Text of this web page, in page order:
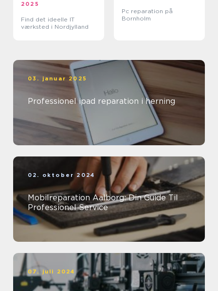
2025
Find det ideelle IT
værksted i Nordjylland
Pc reparation på
Bornholm
03. januar 2025
Professionel ipad reparation i herning
02. oktober 2024
Mobilreparation Aalborg: Din Guide Til
Professionel Service
07. juli 2024